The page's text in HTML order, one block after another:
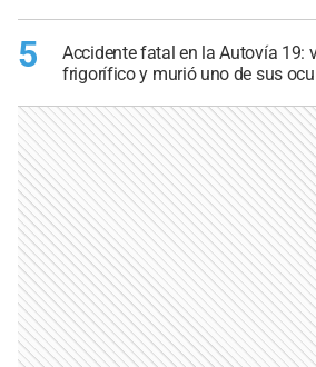
5
Accidente fatal en la Autovía 19:
frigorífico y murió uno de sus